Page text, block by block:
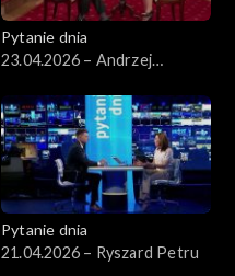
Pytanie dnia
23.04.2026 – Andrzej
Pytanie dnia
21.04.2026 – Ryszard Petru